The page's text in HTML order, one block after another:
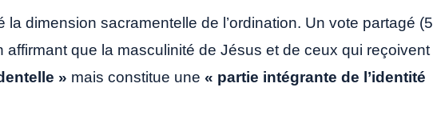
dimension sacramentelle de l’ordination. Un vote partagé (5
affirmant que la masculinité de Jésus et de ceux qui reçoivent
» mais constitue une « partie intégrante de l’identité